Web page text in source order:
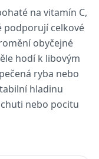
na vitamín C,
podporují celkové
obyčejné
hodí k libovým
ryba nebo
hladinu
nebo pocitu